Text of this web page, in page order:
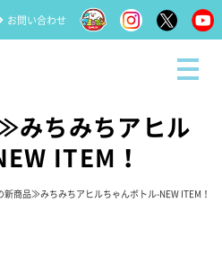
お問い合わせ
ちみちアヒル
ITEM！
商品≫みちみちアヒルちゃんボトル-NEW ITEM！